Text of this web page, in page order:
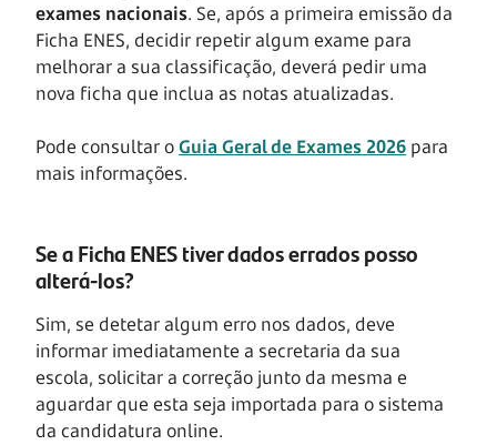
exames nacionais. Se, após a primeira emissão da
Ficha ENES, decidir repetir algum exame para
melhorar a sua classificação, deverá pedir uma
nova ficha que inclua as notas atualizadas.
Pode consultar oGuia Geral de Exames 2026 para
mais informações.
Se a Ficha ENES tiver dados errados posso
alterá-los?
Sim, se detetar algum erro nos dados, deve
informar imediatamente a secretaria da sua
escola, solicitar a correção junto da mesma e
aguardar que esta seja importada para o sistema
da candidatura online.